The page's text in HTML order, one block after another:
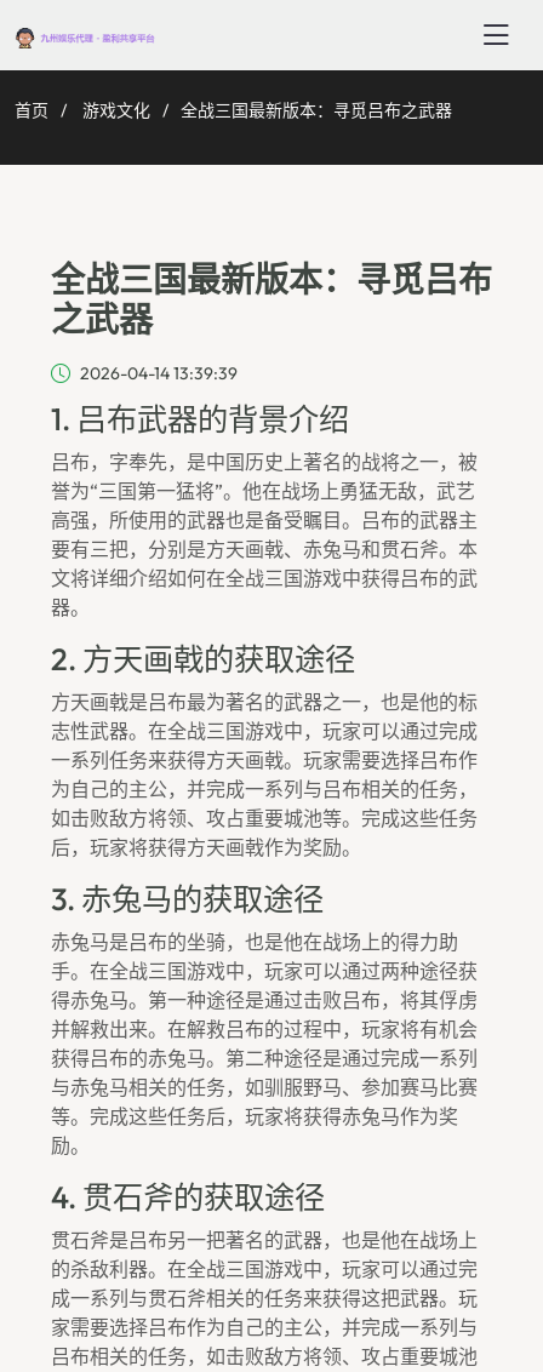
首页 游戏文化 全战三国最新版本：寻觅吕布之武器
全战三国最新版本：寻觅吕布
之武器
2026-04-14 13:39:39
1. 吕布武器的背景介绍
吕布，字奉先，是中国历史上著名的战将之一，被
誉为“三国第一猛将”。他在战场上勇猛无敌，武艺
高强，所使用的武器也是备受瞩目。吕布的武器主
要有三把，分别是方天画戟、赤兔马和贯石斧。本
文将详细介绍如何在全战三国游戏中获得吕布的武
器。
2. 方天画戟的获取途径
方天画戟是吕布最为著名的武器之一，也是他的标
志性武器。在全战三国游戏中，玩家可以通过完成
一系列任务来获得方天画戟。玩家需要选择吕布作
为自己的主公，并完成一系列与吕布相关的任务，
如击败敌方将领、攻占重要城池等。完成这些任务
后，玩家将获得方天画戟作为奖励。
3. 赤兔马的获取途径
赤兔马是吕布的坐骑，也是他在战场上的得力助
手。在全战三国游戏中，玩家可以通过两种途径获
得赤兔马。第一种途径是通过击败吕布，将其俘虏
并解救出来。在解救吕布的过程中，玩家将有机会
获得吕布的赤兔马。第二种途径是通过完成一系列
与赤兔马相关的任务，如驯服野马、参加赛马比赛
等。完成这些任务后，玩家将获得赤兔马作为奖
励。
4. 贯石斧的获取途径
贯石斧是吕布另一把著名的武器，也是他在战场上
的杀敌利器。在全战三国游戏中，玩家可以通过完
成一系列与贯石斧相关的任务来获得这把武器。玩
家需要选择吕布作为自己的主公，并完成一系列与
吕布相关的任务，如击败敌方将领、攻占重要城池